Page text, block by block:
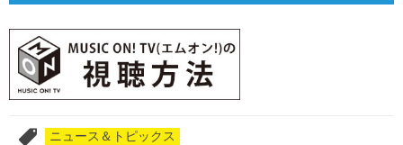
ニュース＆トピックス